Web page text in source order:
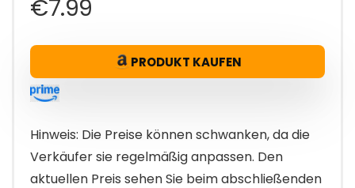
€7.99
PRODUKT KAUFEN
Hinweis: Die Preise können schwanken, da die
Verkäufer sie regelmäßig anpassen. Den
aktuellen Preis sehen Sie beim abschließenden